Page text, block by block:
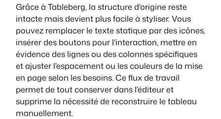
Grâce à Tableberg, la structure d'origine reste
intacte mais devient plus facile à styliser. Vous
pouvez remplacer le texte statique par des icônes,
insérer des boutons pour l'interaction, mettre en
évidence des lignes ou des colonnes spécifiques
et ajuster l'espacement ou les couleurs de la mise
en page selon les besoins. Ce flux de travail
permet de tout conserver dans l'éditeur et
supprime la nécessité de reconstruire le tableau
manuellement.